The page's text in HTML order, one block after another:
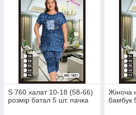
S 760 халат 10-18 (58-66)
розмір батал 5 шт. пачка
Жіноча
бамбук